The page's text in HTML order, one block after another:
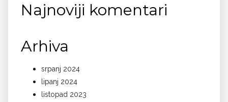
Najnoviji komentari
Arhiva
srpanj 2024
lipanj 2024
listopad 2023